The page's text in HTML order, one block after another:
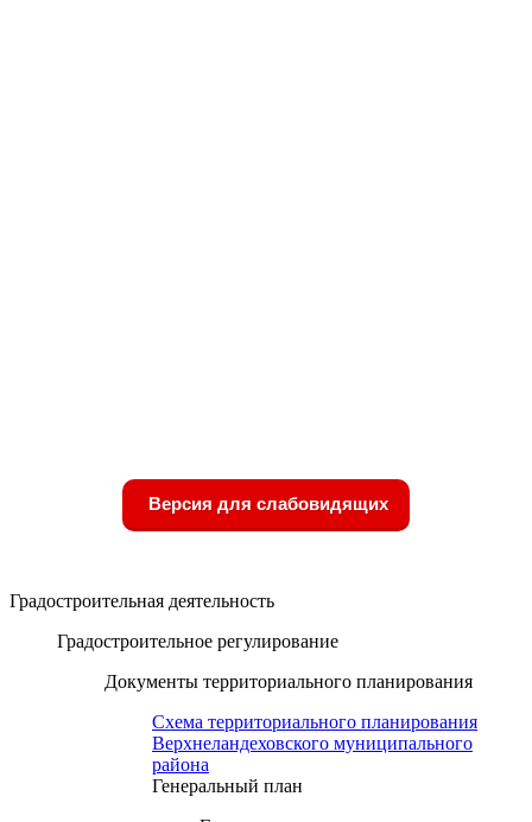
Версия для слабовидящих
Градостроительная деятельность
Градостроительное регулирование
Документы территориального планирования
Схема территориального планирования
Верхнеландеховского муниципального
района
Генеральный план